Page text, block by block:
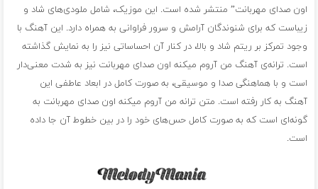
اون صدای مهربانت” منتشر شده است. این موزیک، شامل ملودی‌های شاد و
زیباست که برای شنوندگان آرامش و سرور فراوانی به همراه دارد. این آهنگ با
وجود تمرکز بر ریتم شاد و بالا، در کنار آن احساساتی نیز را به نمایش گذاشته
است. ترانه‌ی آهنگ من آروم میکنه اون صدای مهربانت نیز به شدت معنی‌دار
است و با هماهنگی صدا و موسیقی، به صورت کامل در ابعاد عاطفی این
آهنگ به کار رفته است. متن ترانه من آروم میکنه اون صدای مهربانت به
گونه‌ای است که به صورت کامل حس‌های خود را در بین خطوط آن جا داده
است.